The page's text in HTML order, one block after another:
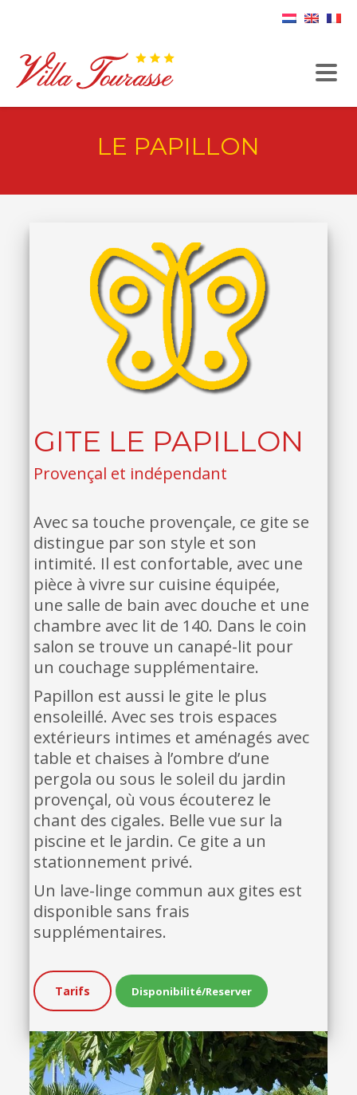
LE PAPILLON
GITE LE PAPILLON
Provençal et indépendant
Avec sa touche provençale, ce gite se
distingue par son style et son
intimité. Il est confortable, avec une
pièce à vivre sur cuisine équipée,
une salle de bain avec douche et une
chambre avec lit de 140. Dans le coin
salon se trouve un canapé-lit pour
un couchage supplémentaire.
Papillon est aussi le gite le plus
ensoleillé. Avec ses trois espaces
extérieurs intimes et aménagés avec
table et chaises à l’ombre d’une
pergola ou sous le soleil du jardin
provençal, où vous écouterez le
chant des cigales. Belle vue sur la
piscine et le jardin. Ce gite a un
stationnement privé.
Un lave-linge commun aux gites est
disponible sans frais
supplémentaires.
Tarifs Disponibilité/Reserver